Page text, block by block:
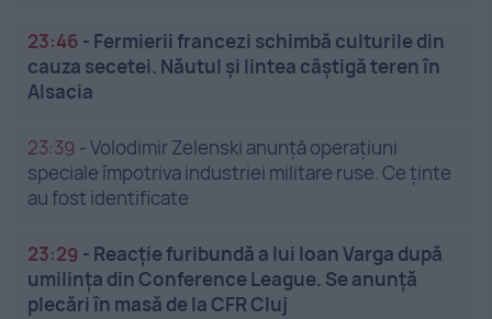
23:46 - Fermierii francezi schimbă culturile din
cauza secetei. Năutul și lintea câștigă teren în
Alsacia
23:39 -Volodimir Zelenski anunță operațiuni
speciale împotriva industriei militare ruse. Ce ținte
au fost identificate
23:29 - Reacție furibundă a lui Ioan Varga după
umilința din Conference League. Se anunță
plecări în masă de la CFR Cluj